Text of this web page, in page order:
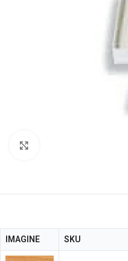
IMAGINE SKU